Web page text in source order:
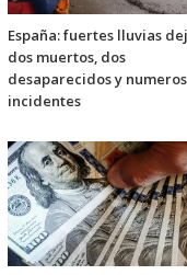
España: fuertes lluvias
dos muertos, dos
desaparecidos y
incidentes